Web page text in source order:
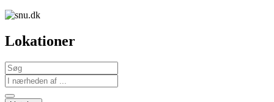
Lokationer
Søg
nærheden